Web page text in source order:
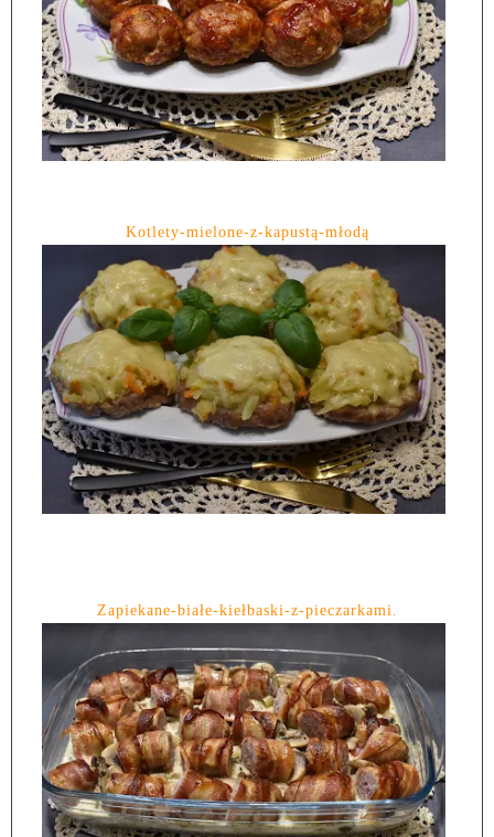
Kotlety-mielone-z-kapustą-młodą
Zapiekane-białe-kiełbaski-z-pieczarkami.